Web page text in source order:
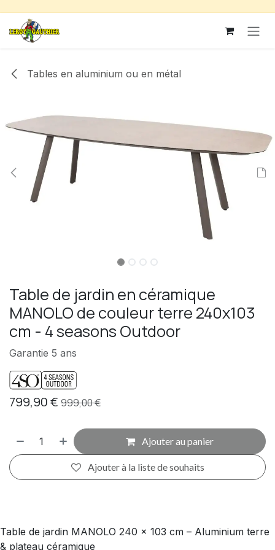
Se rendre au contenu
Tables en aluminium ou en métal
Table de jardin en céramique
MANOLO de couleur terre 240x103
cm - 4 seasons Outdoor
Garantie 5 ans
799,90€ 999,00€
Ajouter au panier
Ajouter à la liste de souhaits
Table de jardin MANOLO 240 x 103 cm – Aluminium terre
& plateau céramique